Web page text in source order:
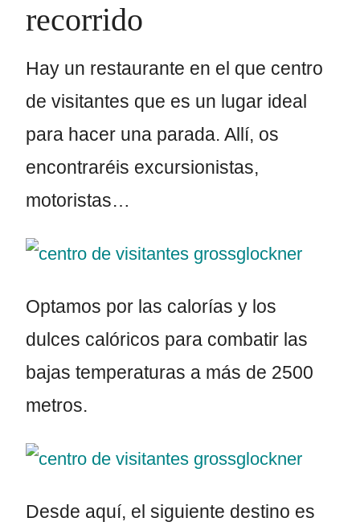
recorrido
Hay un restaurante en el que centro
de visitantes que es un lugar ideal
para hacer una parada. Allí, os
encontraréis excursionistas,
motoristas…
Optamos por las calorías y los
dulces calóricos para combatir las
bajas temperaturas a más de 2500
metros.
Desde aquí, el siguiente destino es